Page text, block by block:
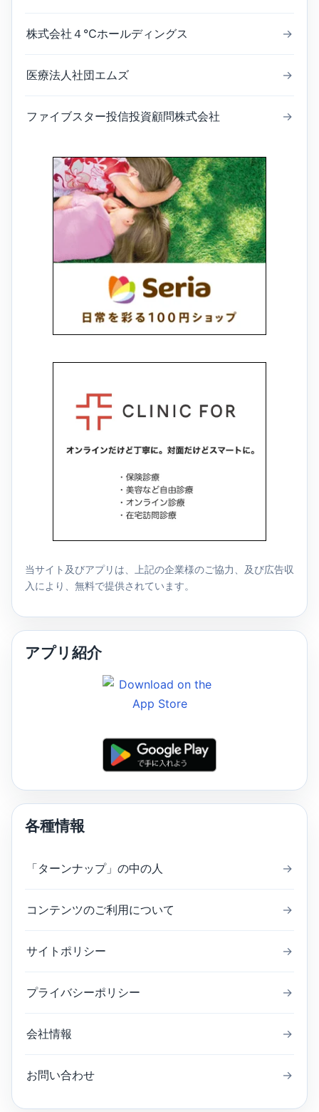
株式会社４℃ホールディングス →
医療法人社団エムズ →
ファイブスター投信投資顧問株式会社 →
当サイト及びアプリは、上記の企業様のご協力、及び広告収
入により、無料で提供されています。
アプリ紹介
各種情報
「ターンナップ」の中の人 →
コンテンツのご利用について →
サイトポリシー →
プライバシーポリシー →
会社情報 →
お問い合わせ →